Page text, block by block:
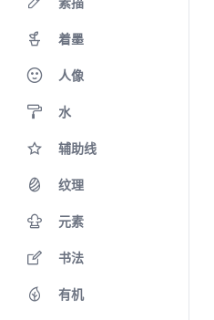
着墨
人像
水
辅助线
纹理
元素
书法
有机